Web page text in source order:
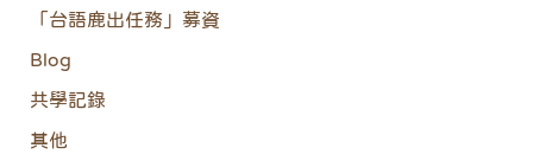
「台語鹿出任務」募資
Blog
共學記錄
其他